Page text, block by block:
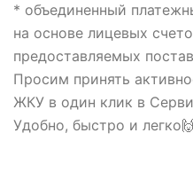
* объединенный
на основе лицевых
предоставляемых
Просим принять
ЖКУ в один клик в
Удобно, быстро и